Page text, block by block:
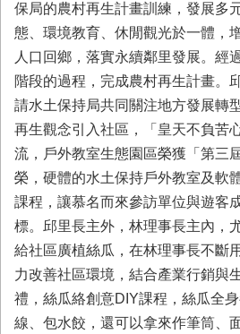
保局的農村再生計畫訓練，發展多
態、環境教育、休閒觀光於一體，
人口回鄉，落實永續鄰里發展。經
階段的過程，完成農村再生計畫。
請水土保持局共同關注地方發展轉
再生觀念引入社區，「皇天不負苦
流，戶外教室生態園區榮獲「第三
榮，硬體的水土保持戶外教室及軟
課程，讓慕名而來參訪單位與遊客
標。邱里長主外，林理事長主內，
給社區廣植絲瓜，在林理事長不斷
力改善社區環境，結合產業行銷與
禮，絲瓜絡創意DIY課程，絲瓜全
線、包水餃，還可以拿來作筆筒、